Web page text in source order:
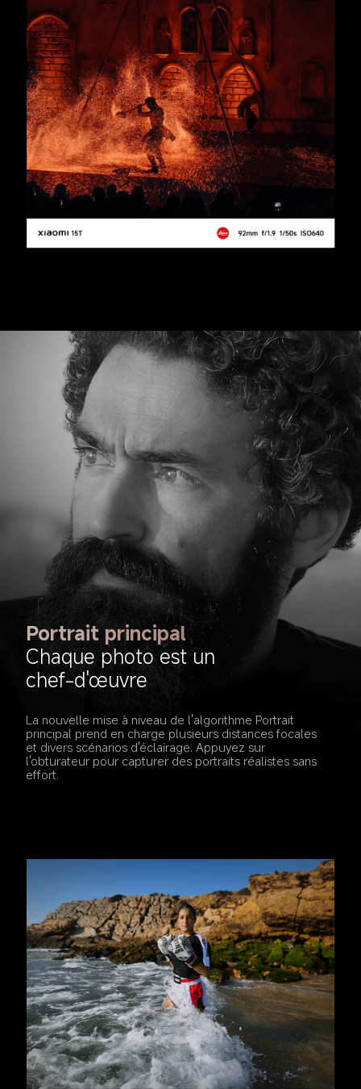
Portrait principal
Chaque photo est un
chef-d'œuvre
La nouvelle mise à niveau de l'algorithme Portrait
principal prend en charge plusieurs distances focales
et divers scénarios d'éclairage. Appuyez sur
l'obturateur pour capturer des portraits réalistes sans
effort.